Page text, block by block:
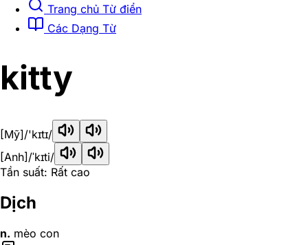
Trang chủ Từ điển
Các Dạng Từ
kitty
[Mỹ]/'kɪtɪ/
[Anh] /ˈkɪti/
Tần suất: Rất cao
Dịch
n. mèo con